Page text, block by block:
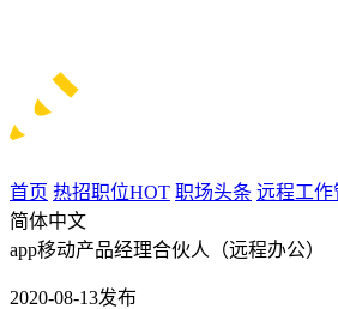
首页 热招职位HOT 职场头条 远程工作
简体中文
app移动产品经理合伙人（远程办公）
2020-08-13发布